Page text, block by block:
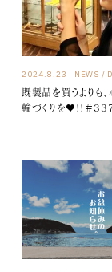
2024.8.23 NEWS
既製品を買うよりも
輪づくりを♥!!＃